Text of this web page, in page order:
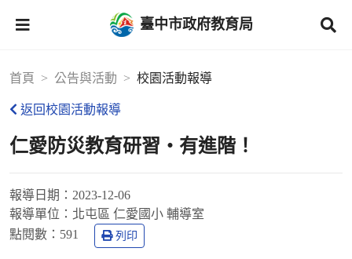
臺中市政府教育局
首頁 公告與活動 校園活動報導
返回校園活動報導
仁愛防災教育研習‧有進階！
報導日期： 2023-12-06
報導單位： 北屯區 仁愛國小 輔導室
點閱數： 591 列印